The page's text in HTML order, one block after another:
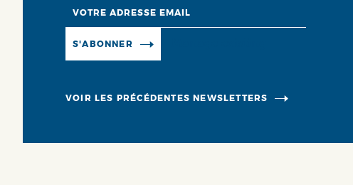
S'ABONNER
VOIR LES PRÉCÉDENTES NEWSLETTERS